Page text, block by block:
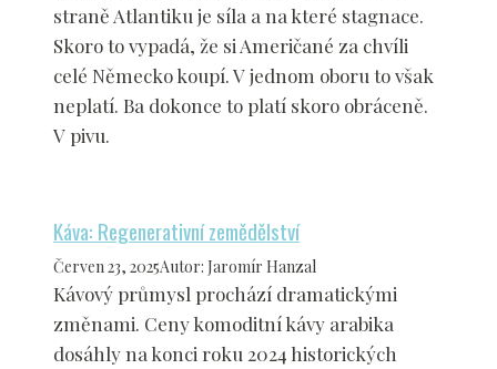
straně Atlantiku je síla a na které stagnace.
Skoro to vypadá, že si Američané za chvíli
celé Německo koupí. V jednom oboru to však
neplatí. Ba dokonce to platí skoro obráceně.
V pivu.
Káva: Regenerativní zemědělství
Červen 23, 2025Autor: Jaromír Hanzal
Kávový průmysl prochází dramatickými
změnami. Ceny komoditní kávy arabika
dosáhly na konci roku 2024 historických